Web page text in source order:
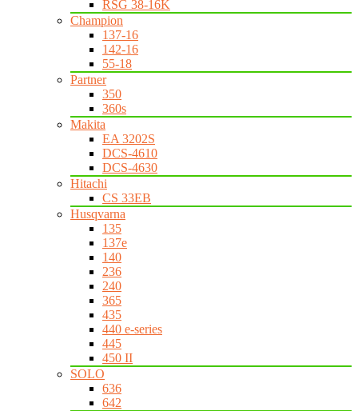
RSG 38-16K
Champion
137-16
142-16
55-18
Partner
350
360s
Makita
EA 3202S
DCS-4610
DCS-4630
Hitachi
CS 33EB
Husqvarna
135
137e
140
236
240
365
435
440 e-series
445
450 II
SOLO
636
642